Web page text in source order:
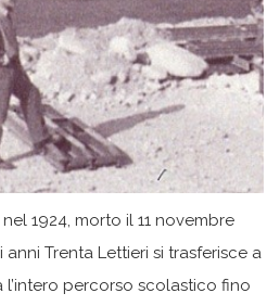
1924, morto il 11 novembre
anni Trenta Lettieri si trasferisce a
percorso scolastico fino